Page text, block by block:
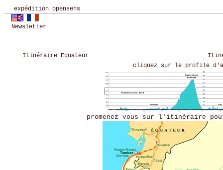
Newsletter
expédition opensens
Itinéraire Equateur
cliquez sur le profile
promenez vous sur l'itinéraire